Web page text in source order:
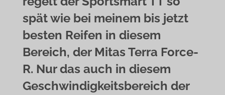
spät wie bei meinem bis jetzt
besten Reifen in diesem
Bereich, der Mitas Terra Force-
R. Nur das auch in diesem
Geschwindigkeitsbereich der